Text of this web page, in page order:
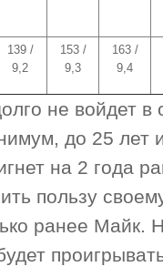
139 /
9,2
153 /
9,3
163 /
9,4
не войдет в
до 25 лет
на 2 года
пользу
ранее Майк.